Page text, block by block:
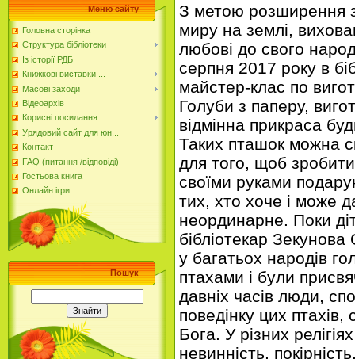
Меню сайту
Головна сторінка
Структура бібліотеки
Із історії РДБ
Книжкові виставки ...
Масові заходи
Відеоархів
Корисні посилання
Урядовий сайт для юн...
Контакт
FAQ (питання /відповіді)
Гостьова книга
Онлайн ігри
Пошук
З метою розширення
миру на землі,
любові до свого
серпня 2017 року в
майстер-клас по
Голуби з паперу,
відмінна прикраса
Таких пташок можна
для того, щоб
своїми руками
тих, хто хоче і може
неординарне. Поки
бібліотекар
у багатьох народів
птахами і були
давніх часів люди,
поведінку цих
Бога. У різних
невинність,